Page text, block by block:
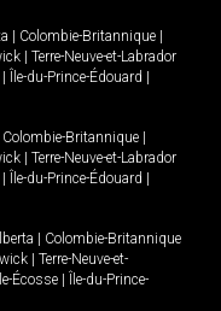
Colombie-Britannique
Terre-Neuve-et-Labrador
Île-du-Prince-Édouard
Colombie-Britannique
Terre-Neuve-et-Labrador
Île-du-Prince-Édouard
Colombie-Britannique
Terre-Neuve-et-
Écosse
Île-du-Prince-